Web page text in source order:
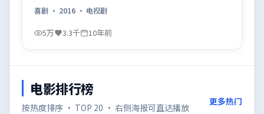
喜剧 · 2016 · 电视剧
5万 3.3千 10年前
电影排行榜
按热度排序 · TOP 20 · 右侧海报可直达播放
更多热门